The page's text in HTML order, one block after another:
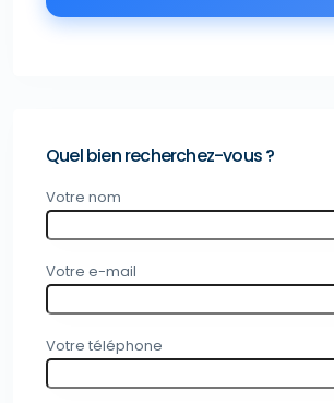
Quel bien recherchez-vous ?
Votre nom
Votre e-mail
Votre téléphone